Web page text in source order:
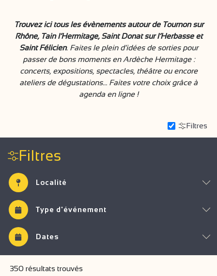
Trouvez ici tous les évènements autour de Tournon sur
Rhône, Tain l’Hermitage, Saint Donat sur l’Herbasse et
Saint Félicien. Faites le plein d’idées de sorties pour
passer de bons moments en Ardèche Hermitage :
concerts, expositions, spectacles, théâtre ou encore
ateliers de dégustations… Faites votre choix grâce à
agenda en ligne !
Filtres
Filtres
Localité
Type d'événement
Dates
350 résultats trouvés